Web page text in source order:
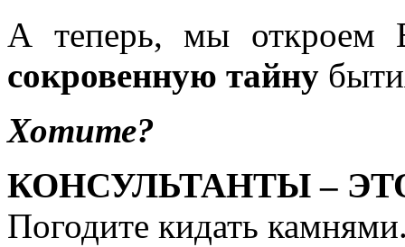
А теперь, мы откроем
сокровенную тайну
Хотите?
КОНСУЛЬТАНТЫ –
Погодите кидать